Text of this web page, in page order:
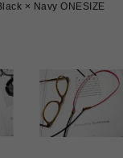
× Navy ONESIZE